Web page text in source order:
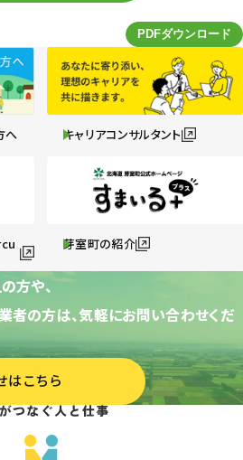
へ キャリアコンサルタント
芽室町の紹介
方や、
者の方は、気軽にお問い合わせくだ
はこちら